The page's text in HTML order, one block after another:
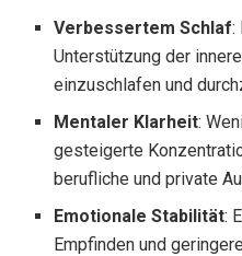
Verbessertem Schlaf:
Unterstützung der
einzuschlafen und
Mentaler Klarheit:
gesteigerte
berufliche und private
Emotionale Stabilität:
Empfinden und